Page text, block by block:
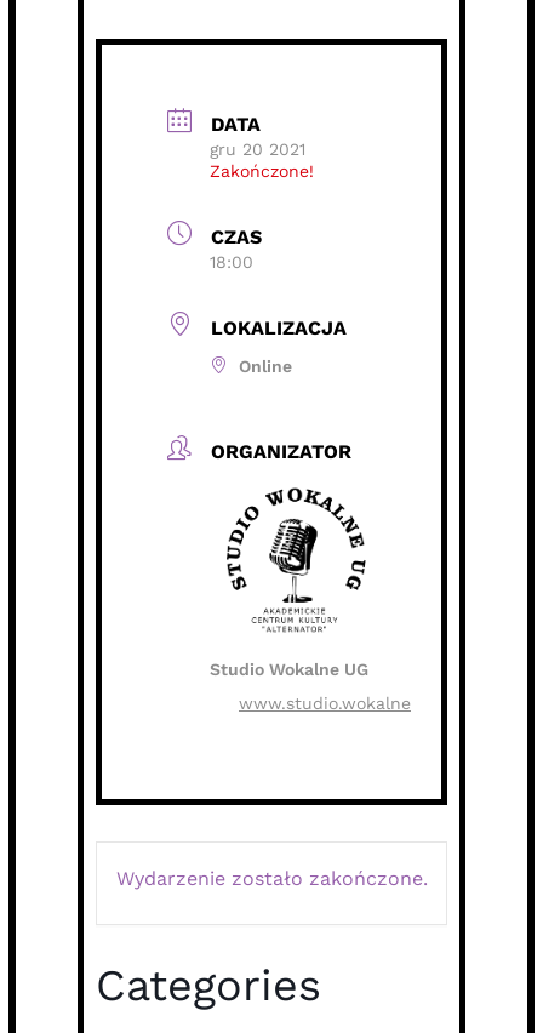
DATA
gru 20 2021
Zakończone!
CZAS
18:00
LOKALIZACJA
Online
ORGANIZATOR
Studio Wokalne UG
www.studio.wokalne
Wydarzenie zostało zakończone.
Categories